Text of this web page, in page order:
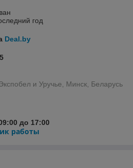
год
Deal.by
и Уручье, Минск, Беларусь
до 17:00
работы